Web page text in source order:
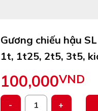
Gương chiếu hậu
1t, 1t25, 2t5, 3t5,
100,000VND
Gương chiếu hậu SL